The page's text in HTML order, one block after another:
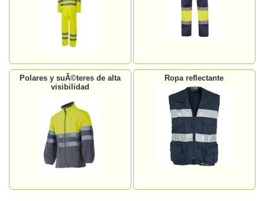
Polares y suÃ©teres de alta
visibilidad
Ropa reflectante